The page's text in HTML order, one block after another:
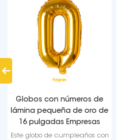
Globos con números de
lámina pequeña de oro de
16 pulgadas Empresas
Este globo de cumpleaños con